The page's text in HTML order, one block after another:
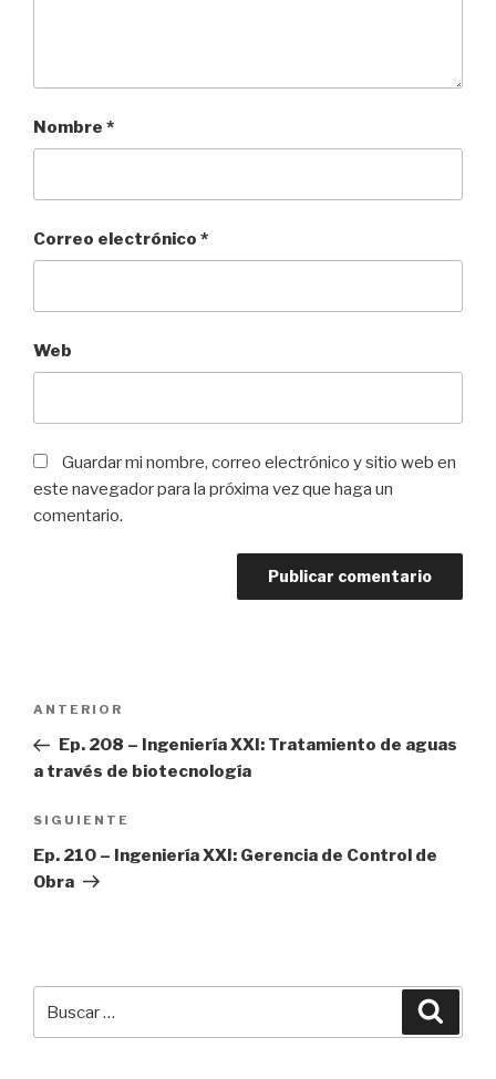
Nombre *
Correo electrónico *
Web
Guardar mi nombre, correo electrónico y sitio web en
este navegador para la próxima vez que haga un
comentario.
Navegación
entradas
Entrada
anterior:
ANTERIOR
Ep. 208 – Ingeniería XXI: Tratamiento de aguas
a través de biotecnología
Siguiente
entrada
SIGUIENTE
Ep. 210 – Ingeniería XXI: Gerencia de Control de
Obra